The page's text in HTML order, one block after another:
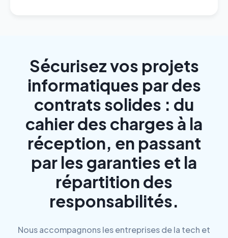
Sécurisez vos projets
informatiques par des
contrats solides : du
cahier des charges à la
réception, en passant
par les garanties et la
répartition des
responsabilités.
Nous accompagnons les entreprises de la tech et